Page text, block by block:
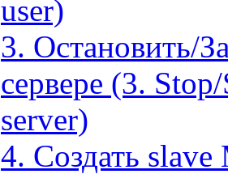
user)
3. Остановить/
сервере (3.
server)
4. Создать